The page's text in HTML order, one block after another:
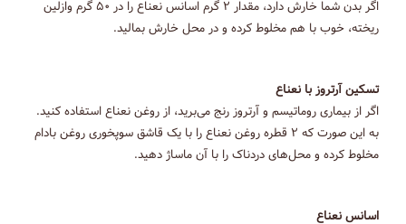
اگر بدن شما خارش دارد، مقدار ۲ گرم اسانس نعناع را در ۵۰ گرم وازلین
ریخته، خوب با هم مخلوط کرده و در محل خارش بمالید.
تسکین آرتروز با نعناع
اگر از بیماری روماتیسم و آرتروز رنج می‌برید، از روغن نعناع استفاده کنید.
به این صورت که ۲ قطره روغن نعناع را با یک قاشق سوپخوری روغن بادام
مخلوط کرده و محل‌های دردناک را با آن ماساژ دهید.
اسانس نعناع